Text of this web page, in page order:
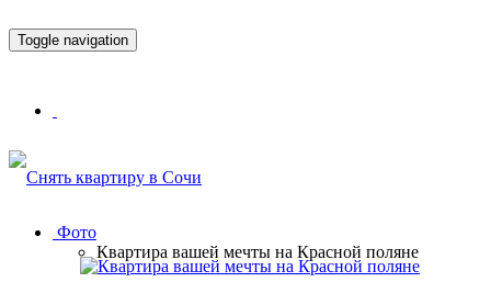
Toggle navigation
Фото
Квартира вашей мечты на Красной поляне